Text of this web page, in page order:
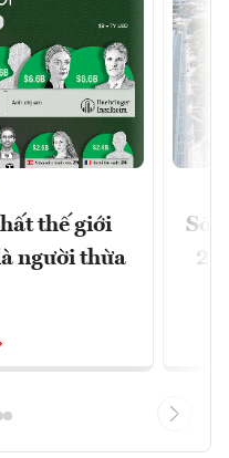
thế giới
người thừa
Số